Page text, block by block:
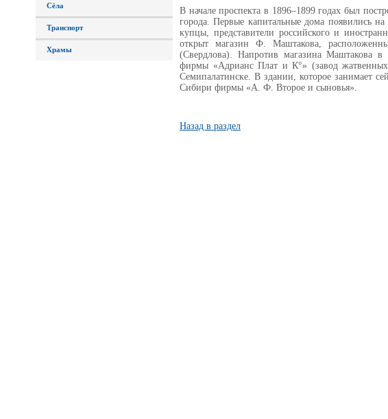
Сёла
Транспорт
Храмы
В начале проспекта в 1896–1899 годах был
города. Первые капитальные дома появились
купцы, представители российского и
открыт магазин Ф. Маштакова,
(Свердлова). Напротив магазина Маштакова в
фирмы «Адрианс Плат и К°» (завод
Семипалатинске. В здании, которое занимает
Сибири фирмы «А. Ф. Второе и сыновья».
Назад в раздел